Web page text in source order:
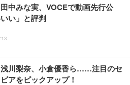
パソコンチェア (ホワイト)
ィスチェア デスクチェア 肘なし メ
ランバーサポート付き 腰サポート ガ
360度回転 キャスター付き コンパク
280Hz/FHD】GRAPHT THE S
Monitor 24” Essential ゲーミン
24.5インチ 1ms FHD 量子ドット 残
マ ペットシーツ 超厚型 お徳用 レギ
【Amazon.co.jp限定】
中みな実、VOCEで動画先行公
い」と評判
川梨奈、小倉優香ら……注目のセ
アをピックアップ！